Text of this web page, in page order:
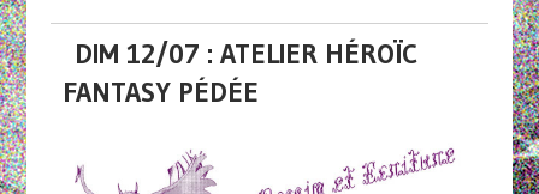
DIM 12/07 : ATELIER HÉROÏC
FANTASY PÉDÉE